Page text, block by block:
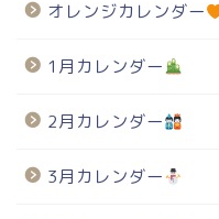
オレンジカレンダー
1月カレンダー
2月カレンダー
3月カレンダー